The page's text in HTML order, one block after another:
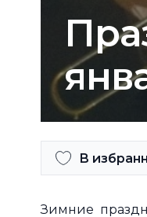
В
Зимние